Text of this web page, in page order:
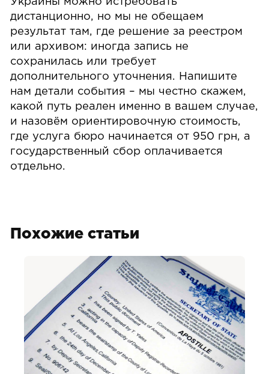
дистанционно, но мы не обещаем
результат там, где решение за реестром
или архивом: иногда запись не
сохранилась или требует
дополнительного уточнения. Напишите
нам детали события – мы честно скажем,
какой путь реален именно в вашем случае,
и назовём ориентировочную стоимость,
где услуга бюро начинается от 950 грн, а
государственный сбор оплачивается
отдельно.
Похожие статьи